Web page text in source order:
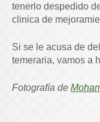
tenerlo despedido
clinica de
Si se le acusa de
temeraria, vamos a
Fotografía de